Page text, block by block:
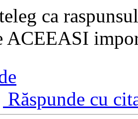
ca
ACEEASI
Răspunde cu